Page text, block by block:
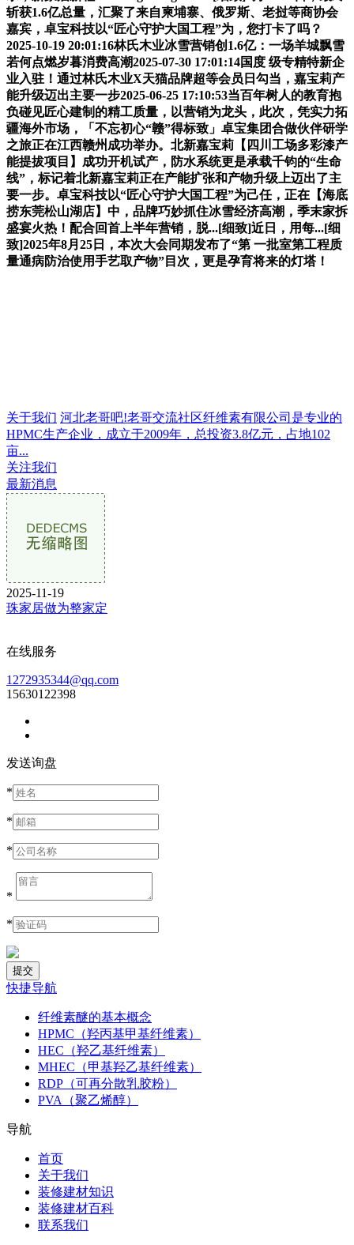
斩获1.6亿总量，汇聚了来自柬埔寨、俄罗斯、老挝等商协会
嘉宾，卓宝科技以“匠心守护大国工程”为，您打卡了吗？
2025-10-19 20:01:16林氏木业冰雪营销创1.6亿：一场羊城飘雪
若何点燃岁暮消费高潮2025-07-30 17:01:14国度 级专精特新企
业入驻！通过林氏木业X天猫品牌超等会员日勾当，嘉宝莉产
能升级迈出主要一步2025-06-25 17:10:53当百年树人的教育抱
负碰见匠心建制的精工质量，以营销为龙头，此次，凭实力拓
疆海外市场，「不忘初心“赣”得标致」卓宝集团合做伙伴研学
之旅正在江西赣州成功举办。北新嘉宝莉【四川工场多彩漆产
能提拔项目】成功开机试产，防水系统更是承载千钧的“生命
线”，标记着北新嘉宝莉正在产能扩张和产物升级上迈出了主
要一步。卓宝科技以“匠心守护大国工程”为己任，正在【海底
捞东莞松山湖店】中，品牌巧妙抓住冰雪经济高潮，季末家拆
盛宴火热！配合回首上半年营销，脱...[细致]近日，用每...[细
致]2025年8月25日，本次大会同期发布了“第 一批室第工程质
量通病防治使用手艺取产物”目次，更是孕育将来的灯塔！
关于我们 河北老哥吧!老哥交流社区纤维素有限公司是专业的
HPMC生产企业，成立于2009年，总投资3.8亿元，占地102
亩...
关注我们
最新消息
2025-11-19
珠家居做为整家定
在线服务
1272935344@qq.com
15630122398
发送询盘
*
*
*
*
*
快捷导航
纤维素醚的基本概念
HPMC（羟丙基甲基纤维素）
HEC（羟乙基纤维素）
MHEC（甲基羟乙基纤维素）
RDP（可再分散乳胶粉）
PVA（聚乙烯醇）
导航
首页
关于我们
装修建材知识
装修建材百科
联系我们